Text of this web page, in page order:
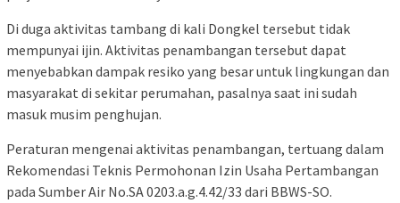
Di duga aktivitas tambang di kali Dongkel tersebut tidak
mempunyai ijin. Aktivitas penambangan tersebut dapat
menyebabkan dampak resiko yang besar untuk lingkungan dan
masyarakat di sekitar perumahan, pasalnya saat ini sudah
masuk musim penghujan.
Peraturan mengenai aktivitas penambangan, tertuang dalam
Rekomendasi Teknis Permohonan Izin Usaha Pertambangan
pada Sumber Air No.SA 0203.a.g.4.42/33 dari BBWS-SO.